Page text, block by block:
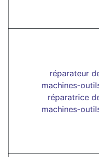
réparateur
machines-
réparatrice
machines-